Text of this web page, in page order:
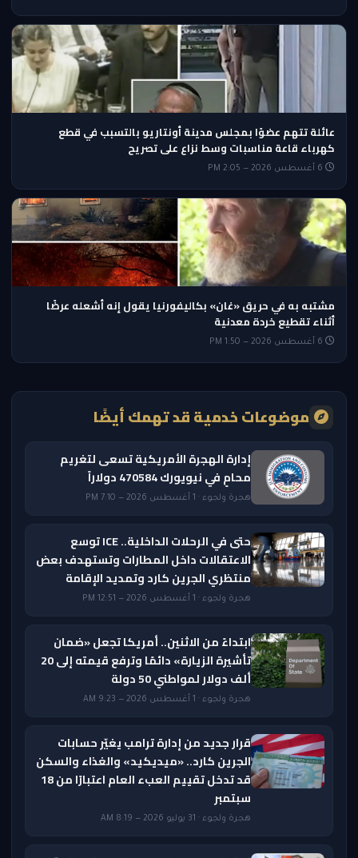
عائلة تتهم عضوًا بمجلس مدينة أونتاريو بالتسبب في قطع
كهرباء قاعة مناسبات وسط نزاع على تصريح
مشتبه به في حريق «غان» بكاليفورنيا يقول إنه أشعله عرضًا
أثناء تقطيع خردة معدنية
موضوعات خدمية قد تهمك أيضًا
إدارة الهجرة الأمريكية تسعى لتغريم
محامٍ في نيويورك 470584 دولاراً
هجرة ولجوء · 1 أغسطس 2026 — 7:10 PM
حتى في الرحلات الداخلية.. ICE توسع
الاعتقالات داخل المطارات وتستهدف بعض
منتظري الجرين كارد وتمديد الإقامة
هجرة ولجوء · 1 أغسطس 2026 — 12:51 PM
ابتداءً من الاثنين.. أمريكا تجعل «ضمان
تأشيرة الزيارة» دائمًا وترفع قيمته إلى 20
ألف دولار لمواطني 50 دولة
هجرة ولجوء · 1 أغسطس 2026 — 9:23 AM
قرار جديد من إدارة ترامب يغيّر حسابات
الجرين كارد.. «ميديكيد» والغذاء والسكن
قد تدخل تقييم العبء العام اعتبارًا من 18
سبتمبر
هجرة ولجوء · 31 يوليو 2026 — 8:19 AM